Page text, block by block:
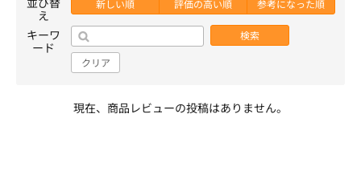
え
新しい順 評価の高い順 参考になった順
キーワ
ード
検索
クリア
現在、商品レビューの投稿はありません。